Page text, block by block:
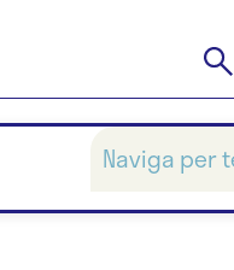
Naviga per